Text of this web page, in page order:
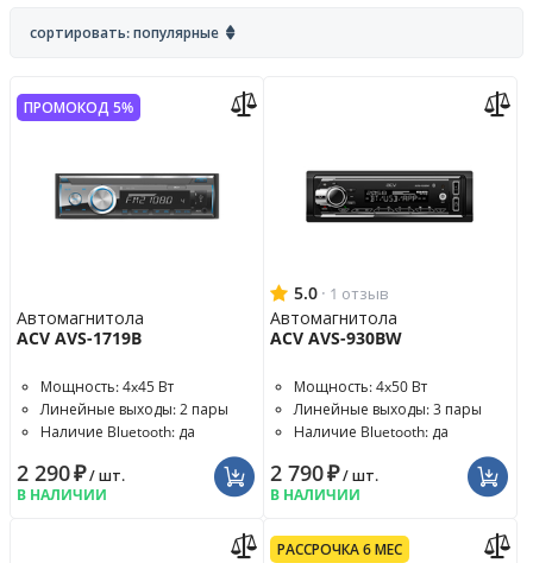
сортировать: популярные
ПРОМОКОД 5%
Автомагнитола
ACV AVS-1719B
Мощность: 4x45 Вт
Линейные выходы: 2 пары
Наличие Bluetooth: да
2 290₽/ шт.
В НАЛИЧИИ
5.0 · 1 отзыв
Автомагнитола
ACV AVS-930BW
Мощность: 4x50 Вт
Линейные выходы: 3 пары
Наличие Bluetooth: да
2 790₽/ шт.
В НАЛИЧИИ
РАССРОЧКА 6 МЕС